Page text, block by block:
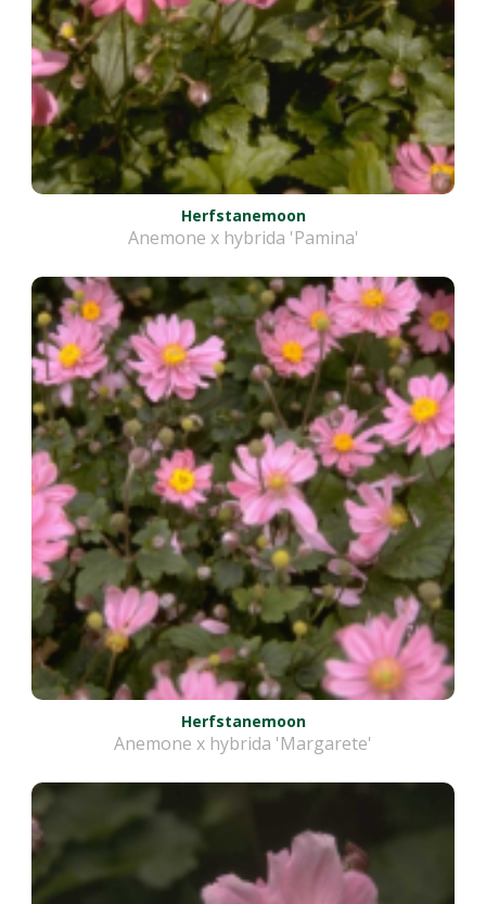
Herfstanemoon
Anemone x hybrida 'Pamina'
Herfstanemoon
Anemone x hybrida 'Margarete'